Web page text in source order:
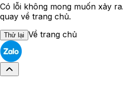
Có lỗi không mong muốn xảy
quay về trang chủ.
Thử lại Về trang chủ